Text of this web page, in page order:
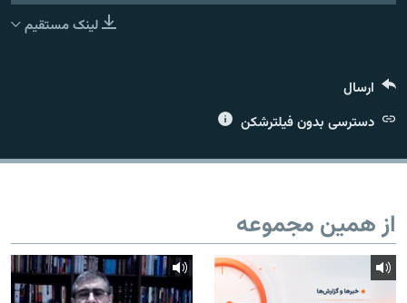
لینک مستقیم
ارسال
دسترسی بدون فیلترشکن
از همین مجموعه